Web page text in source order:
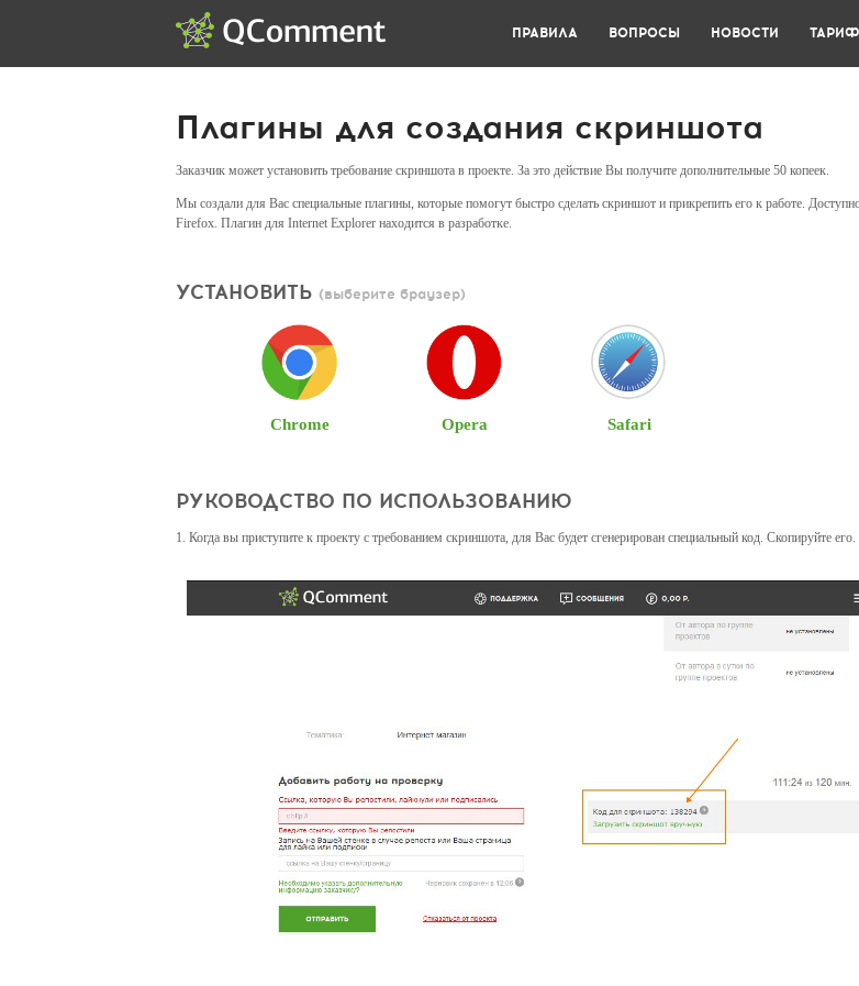
ПРАВИЛА ВОПРОСЫ НОВОСТИ
Плагины для создания скриншота
Заказчик может установить требование скриншота в проекте. За это действие Вы получите дополнительные 50 копеек.
Мы создали для Вас специальные плагины, которые помогут быстро сделать скриншот и прикрепить его к работе.
Firefox. Плагин для Internet Explorer находится в разработке.
УСТАНОВИТЬ (выберите браузер)
Chrome Opera Safari
РУКОВОДСТВО ПО ИСПОЛЬЗОВАНИЮ
1. Когда вы приступите к проекту с требованием скриншота, для Вас будет сгенерирован специальный код. Скопируйте его.